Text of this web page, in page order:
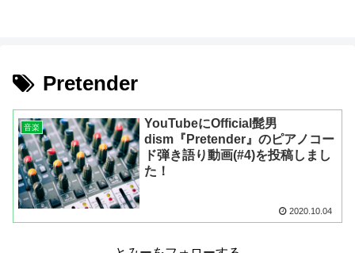
Pretender
音楽
YouTubeにOfficial髭男
dism『Pretender』のピアノコー
ド弾き語り動画(#4)を投稿しまし
た！
2020.10.04